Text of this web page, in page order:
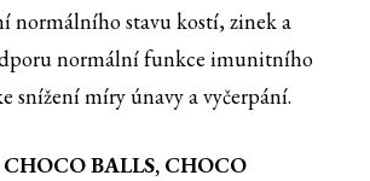
normálního stavu kostí, zinek a
normální funkce imunitního
snížení míry únavy a vyčerpání.
BALLS, CHOCO